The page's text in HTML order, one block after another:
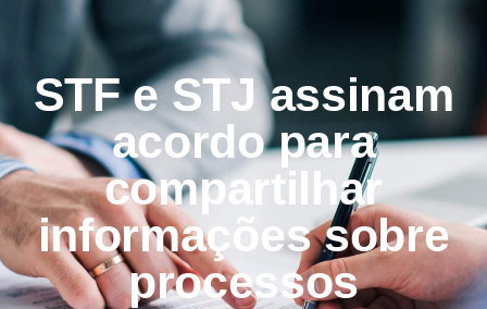
STF e STJ assinam
acordo para
compartilhar
informações sobre
processos